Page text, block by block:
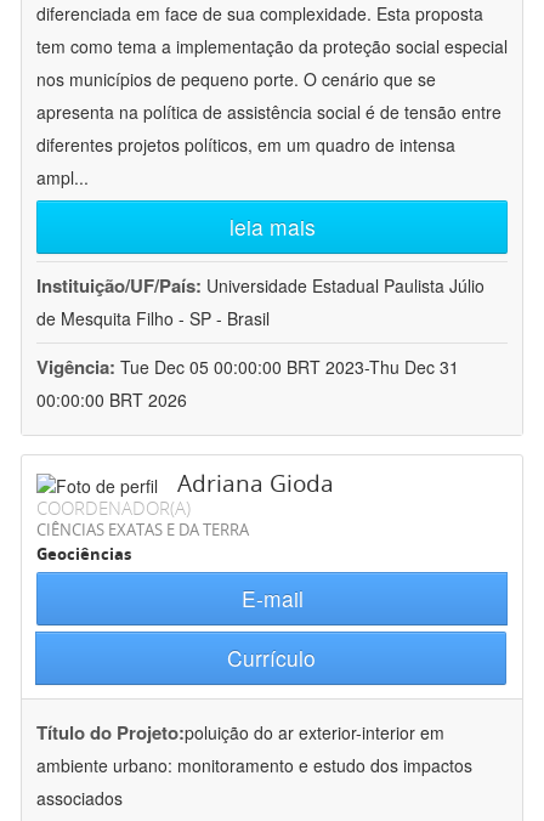
diferenciada em face de sua complexidade. Esta proposta
tem como tema a implementação da proteção social especial
nos municípios de pequeno porte. O cenário que se
apresenta na política de assistência social é de tensão entre
diferentes projetos políticos, em um quadro de intensa
ampl...
leia mais
Instituição/UF/País: Universidade Estadual Paulista Júlio
de Mesquita Filho - SP - Brasil
Vigência: Tue Dec 05 00:00:00 BRT 2023-Thu Dec 31
00:00:00 BRT 2026
Adriana Gioda
COORDENADOR(A)
CIÊNCIAS EXATAS E DA TERRA
Geociências
E-mail
Currículo
Título do Projeto:poluição do ar exterior-interior em
ambiente urbano: monitoramento e estudo dos impactos
associados